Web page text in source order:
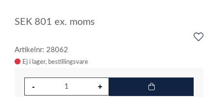
SEK 801 ex. moms
Artikelnr: 28062
Ej i lager